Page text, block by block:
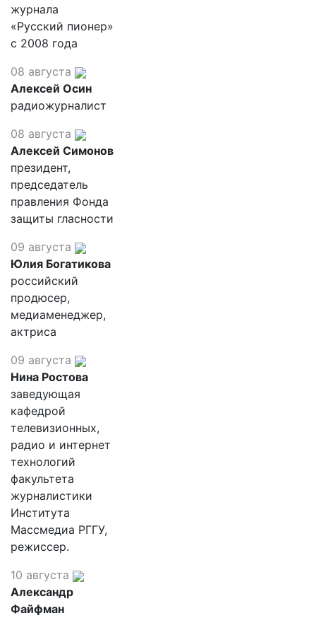
журнала
«Русский пионер»
с 2008 года
08 августа
Алексей Осин
радиожурналист
08 августа
Алексей Симонов
президент,
председатель
правления Фонда
защиты гласности
09 августа
Юлия Богатикова
российский
продюсер,
медиаменеджер,
актриса
09 августа
Нина Ростова
заведующая
кафедрой
телевизионных,
радио и интернет
технологий
факультета
журналистики
Института
Массмедиа РГГУ,
режиссер.
10 августа
Александр
Файфман